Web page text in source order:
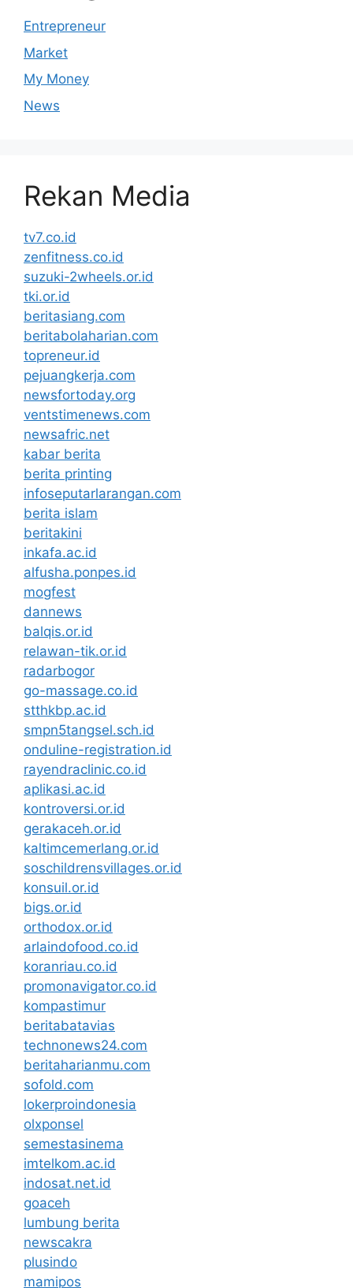
Entrepreneur
Market
My Money
News
Rekan Media
tv7.co.id
zenfitness.co.id
suzuki-2wheels.or.id
tki.or.id
beritasiang.com
beritabolaharian.com
topreneur.id
pejuangkerja.com
newsfortoday.org
ventstimenews.com
newsafric.net
kabar berita
berita printing
infoseputarlarangan.com
berita islam
beritakini
inkafa.ac.id
alfusha.ponpes.id
mogfest
dannews
balqis.or.id
relawan-tik.or.id
radarbogor
go-massage.co.id
stthkbp.ac.id
smpn5tangsel.sch.id
onduline-registration.id
rayendraclinic.co.id
aplikasi.ac.id
kontroversi.or.id
gerakaceh.or.id
kaltimcemerlang.or.id
soschildrensvillages.or.id
konsuil.or.id
bigs.or.id
orthodox.or.id
arlaindofood.co.id
koranriau.co.id
promonavigator.co.id
kompastimur
beritabatavias
technonews24.com
beritaharianmu.com
sofold.com
lokerproindonesia
olxponsel
semestasinema
imtelkom.ac.id
indosat.net.id
goaceh
lumbung berita
newscakra
plusindo
mamipos